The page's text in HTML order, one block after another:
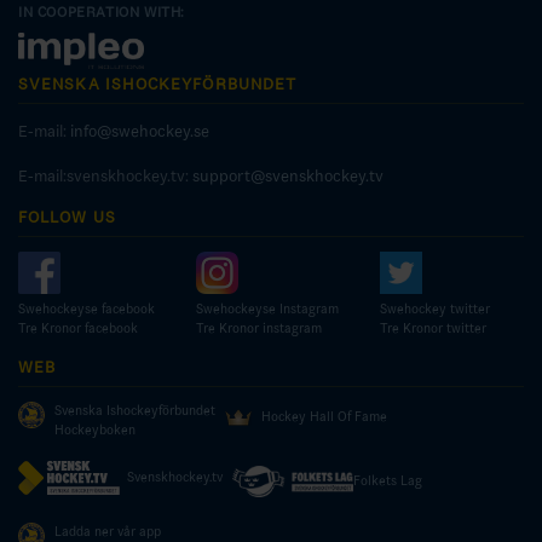
IN COOPERATION WITH:
SVENSKA ISHOCKEYFÖRBUNDET
E-mail: info@swehockey.se
E-mail:svenskhockey.tv: support@svenskhockey.tv
FOLLOW US
Swehockeyse facebook
Tre Kronor facebook
Swehockeyse Instagram
Tre Kronor instagram
Swehockey twitter
Tre Kronor twitter
WEB
Svenska Ishockeyförbundet
Hockeyboken
Hockey Hall Of Fame
Svenskhockey.tv Folkets Lag
Ladda ner vår app